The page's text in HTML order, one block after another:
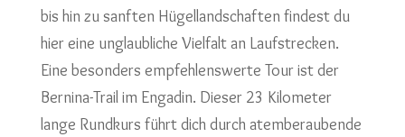
bis hin zu sanften Hügellandschaften findest du
hier eine unglaubliche Vielfalt an Laufstrecken.
Eine besonders empfehlenswerte Tour ist der
Bernina-Trail im Engadin. Dieser 23 Kilometer
lange Rundkurs führt dich durch atemberaubende